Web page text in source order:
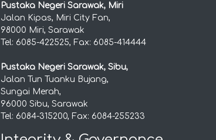
Pustaka Negeri Sarawak, Miri
Jalan Kipas, Miri City Fan,
98000 Miri, Sarawak
Tel: 6085-422525, Fax: 6085-414444
Pustaka Negeri Sarawak, Sibu,
Jalan Tun Tuanku Bujang,
Sungai Merah,
96000 Sibu, Sarawak
Tel: 6084-315200, Fax: 6084-255233